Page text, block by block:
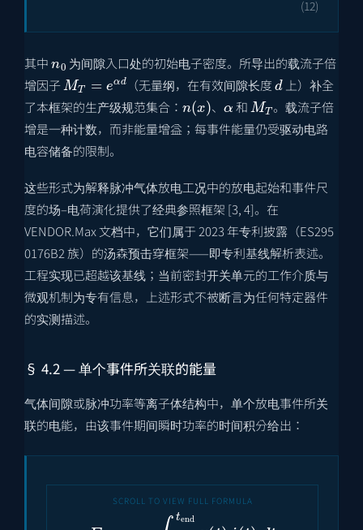
(12)
其中
为间隙入口处的初始电子密度。所导出的载流子倍
增因子
MT=eαd
（无量纲，在有效间隙长度
d
上）补全
了本框架的生产级规范集合：
n(x)
、
α
和
MT
。载流子倍
增是一种计数，而非能量增益；每事件能量仍受驱动电路
电容储备的限制。
这些形式为解释脉冲气体放电工况中的放电起始和事件尺
度的场–电荷演化提供了经典参照框架 [3, 4]。在
VENDOR.Max 文档中，它们属于 2023 年专利披露（ES295
0176B2族）的汤森预击穿框架——即专利基线解析表述。
工程实现已超越该基线；当前密封开关单元的工作介质与
微观机制为专有信息，上述形式不被断言为任何特定器件
的实测描述。
§ 4.2 — 单个事件所关联的能量
气体间隙或脉冲功率等离子体结构中，单个放电事件所关
联的电能，由该事件期间瞬时功率的时间积分给出：
event=∫tstarttendv(t)